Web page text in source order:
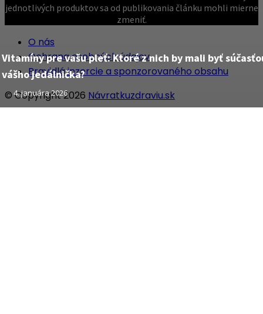
Vitamíny pre vašu pleť: Ktoré z nich by mali byť
vášho jedálnička?
4. januára 2026
jednotlivých produktov sa od publikovania článku mohli mierne
zmeniť.
O nás
Ochrana osobných údajov
Pravidlá inzercie a sponzorovaného obsahu
© Copyright 2026 Návratkuzdraviu.sk